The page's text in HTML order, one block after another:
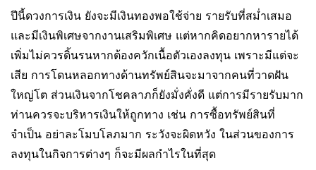
ปีนี้ดวงการเงิน ยังจะมีเงินทองพอใช้จ่าย รายรับที่สม่ำเสมอ
และมีเงินพิเศษจากงานเสริมพิเศษ แต่หากคิดอยากหารายได้
เพิ่มไม่ควรดิ้นรนหากต้องควักเนื้อตัวเองลงทุน เพราะมีแต่จะ
เสีย การโดนหลอกทางด้านทรัพย์สินจะมาจากคนที่วาดฝัน
ใหญ่โต ส่วนเงินจากโชคลาภก็ยังมั่งคั่งดี แต่การมีรายรับมาก
ท่านควรจะบริหารเงินให้ถูกทาง เช่น การซื้อทรัพย์สินที่
จำเป็น อย่าละโมบโลภมาก ระวังจะผิดหวัง ในส่วนของการ
ลงทุนในกิจการต่างๆ ก็จะมีผลกำไรในที่สุด